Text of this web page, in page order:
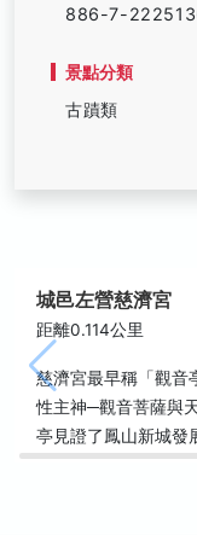
886-7-
景點分類
古蹟類
城邑左營慈濟宮
距離0.114公里
慈濟宮最早稱「觀音
性主神─觀音菩薩與
亭見證了鳳山新城發